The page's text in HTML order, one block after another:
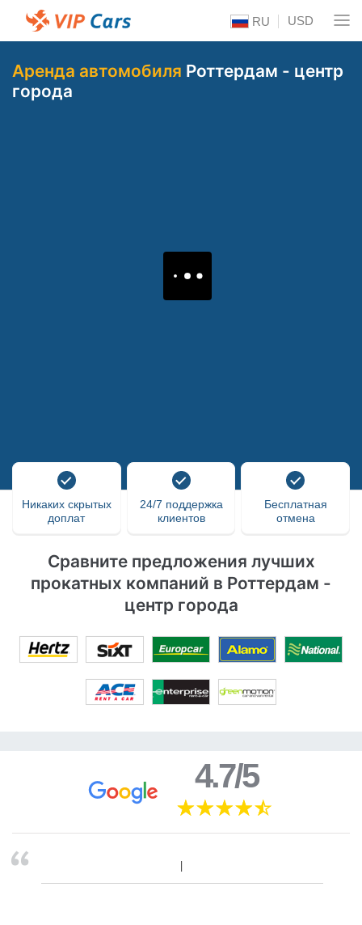
RU USD
Аренда автомобиля Роттердам - центр
города
Никаких скрытых
доплат
24/7 поддержка
клиентов
Бесплатная
отмена
Сравните предложения лучших
прокатных компаний в Роттердам -
центр города
4.7/5